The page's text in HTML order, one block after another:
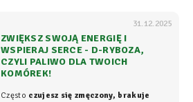
31.12.2025
ZWIĘKSZ SWOJĄ ENERGIĘ I
WSPIERAJ SERCE - D-RYBOZA,
CZYLI PALIWO DLA TWOICH
KOMÓREK!
Często czujesz się zmęczony, brakuje